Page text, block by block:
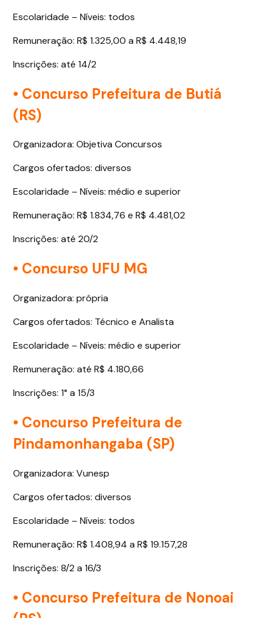
Escolaridade – Níveis: todos
Remuneração: R$ 1.325,00 a R$ 4.448,19
Inscrições: até 14/2
• Concurso Prefeitura de Butiá
(RS)
Organizadora: Objetiva Concursos
Cargos ofertados: diversos
Escolaridade – Níveis: médio e superior
Remuneração: R$ 1.834,76 e R$ 4.481,02
Inscrições: até 20/2
• Concurso UFU MG
Organizadora: própria
Cargos ofertados: Técnico e Analista
Escolaridade – Níveis: médio e superior
Remuneração: até R$ 4.180,66
Inscrições: 1° a 15/3
• Concurso Prefeitura de
Pindamonhangaba (SP)
Organizadora: Vunesp
Cargos ofertados: diversos
Escolaridade – Níveis: todos
Remuneração: R$ 1.408,94 a R$ 19.157,28
Inscrições: 8/2 a 16/3
• Concurso Prefeitura de Nonoai